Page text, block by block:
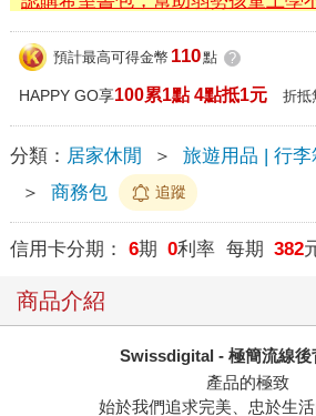
預計最高可得金幣 110點 ?
HAPPY GO享100累1點 4點抵1元 折抵
分類： 居家休閒 ＞ 旅遊用品 | 行李
＞
商務包 追蹤
信用卡分期： 6期 0利率 每期 382
商品介紹
Swissdigital - 極簡流線後
產品的極致
始於我們追求完美、忠於生